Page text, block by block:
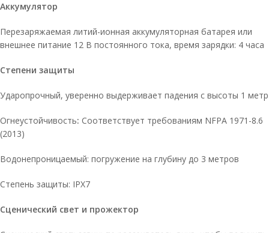
Аккумулятор
Перезаряжаемая литий-ионная аккумуляторная батарея или
внешнее питание 12 В постоянного тока, время зарядки: 4 часа
Степени защиты
Ударопрочный, уверенно выдерживает падения с высоты 1 метр
Огнеустойчивость: Соответствует требованиям NFPA 1971-8.6
(2013)
Водонепроницаемый: погружение на глубину до 3 метров
Степень защиты: IPX7
Сценический свет и прожектор